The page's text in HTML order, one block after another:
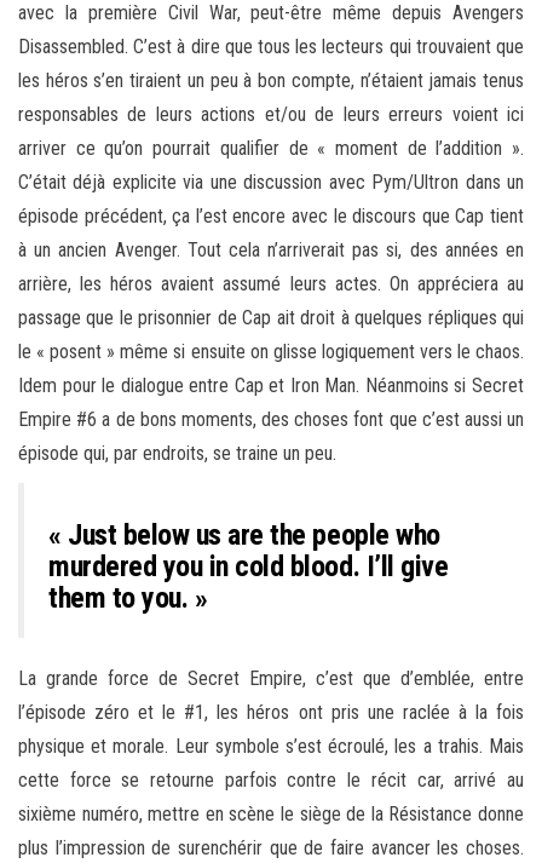
avec la première Civil War, peut-être même depuis Avengers
Disassembled. C’est à dire que tous les lecteurs qui trouvaient que
les héros s’en tiraient un peu à bon compte, n’étaient jamais tenus
responsables de leurs actions et/ou de leurs erreurs voient ici
arriver ce qu’on pourrait qualifier de « moment de l’addition ».
C’était déjà explicite via une discussion avec Pym/Ultron dans un
épisode précédent, ça l’est encore avec le discours que Cap tient
à un ancien Avenger. Tout cela n’arriverait pas si, des années en
arrière, les héros avaient assumé leurs actes. On appréciera au
passage que le prisonnier de Cap ait droit à quelques répliques qui
le « posent » même si ensuite on glisse logiquement vers le chaos.
Idem pour le dialogue entre Cap et Iron Man. Néanmoins si Secret
Empire #6 a de bons moments, des choses font que c’est aussi un
épisode qui, par endroits, se traine un peu.
« Just below us are the people who
murdered you in cold blood. I’ll give
them to you. »
La grande force de Secret Empire, c’est que d’emblée, entre
l’épisode zéro et le #1, les héros ont pris une raclée à la fois
physique et morale. Leur symbole s’est écroulé, les a trahis. Mais
cette force se retourne parfois contre le récit car, arrivé au
sixième numéro, mettre en scène le siège de la Résistance donne
plus l’impression de surenchérir que de faire avancer les choses.